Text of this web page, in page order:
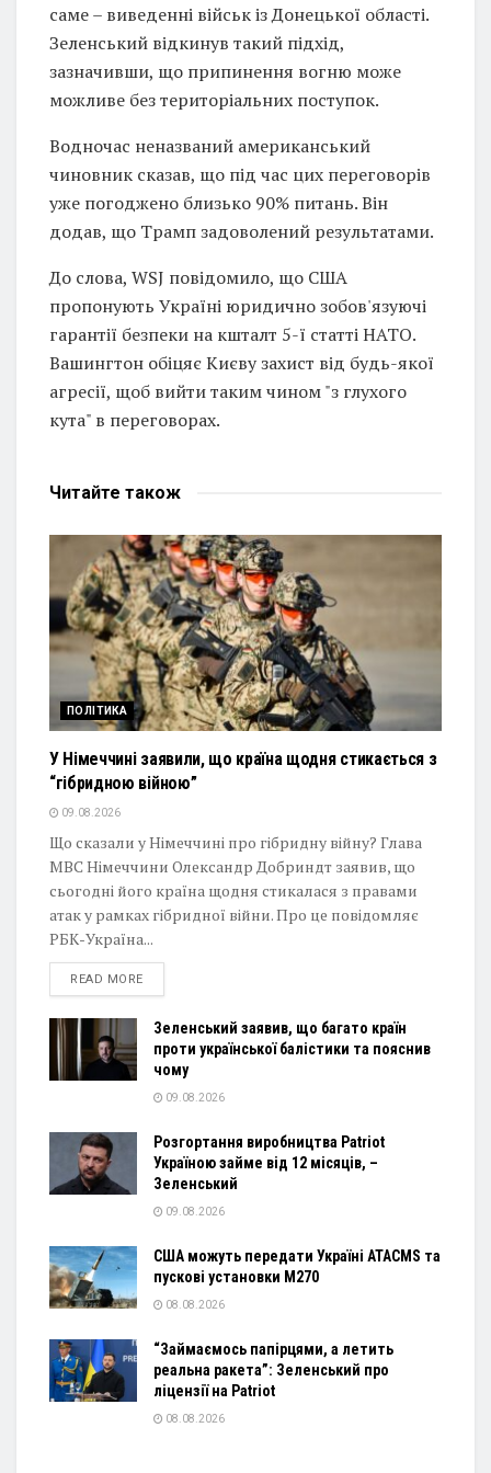
саме – виведенні військ із Донецької області.
Зеленський відкинув такий підхід,
зазначивши, що припинення вогню може
можливе без територіальних поступок.
Водночас неназваний американський
чиновник сказав, що під час цих переговорів
уже погоджено близько 90% питань. Він
додав, що Трамп задоволений результатами.
До слова, WSJ повідомило, що США
пропонують Україні юридично зобов'язуючі
гарантії безпеки на кшталт 5-ї статті НАТО.
Вашингтон обіцяє Києву захист від будь-якої
агресії, щоб вийти таким чином "з глухого
кута" в переговорах.
Читайте також
ПОЛІТИКА
У Німеччині заявили, що країна щодня стикається з
“гібридною війною”
09.08.2026
Що сказали у Німеччині про гібридну війну? Глава
МВС Німеччини Олександр Добриндт заявив, що
сьогодні його країна щодня стикалася з правами
атак у рамках гібридної війни. Про це повідомляє
РБК-Україна...
READ MOREDETAILS
Зеленський заявив, що багато країн
проти української балістики та пояснив
чому
09.08.2026
Розгортання виробництва Patriot
Україною займе від 12 місяців, –
Зеленський
09.08.2026
США можуть передати Україні ATACMS та
пускові установки M270
08.08.2026
“Займаємось папірцями, а летить
реальна ракета”: Зеленський про
ліцензії на Patriot
08.08.2026